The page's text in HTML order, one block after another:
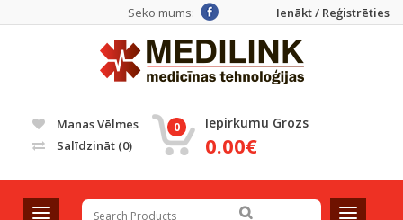
Ienākt / Reģistrēties
Seko mums:
Manas Vēlmes
Salīdzināt (0)
0 Iepirkumu Grozs
0.00€
T
T